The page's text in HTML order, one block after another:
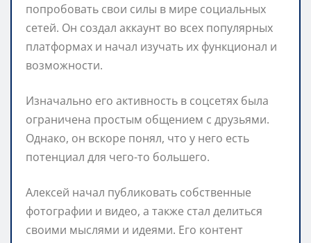
попробовать свои силы в мире социальных
сетей. Он создал аккаунт во всех популярных
платформах и начал изучать их функционал и
возможности.
Изначально его активность в соцсетях была
ограничена простым общением с друзьями.
Однако, он вскоре понял, что у него есть
потенциал для чего-то большего.
Алексей начал публиковать собственные
фотографии и видео, а также стал делиться
своими мыслями и идеями. Его контент